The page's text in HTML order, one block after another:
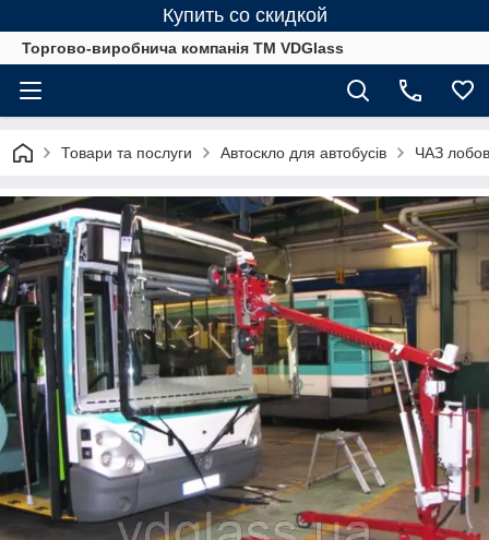
Купить со скидкой
Торгово-виробнича компанія ТМ VDGlass
Товари та послуги Автоскло для автобуcів ЧАЗ